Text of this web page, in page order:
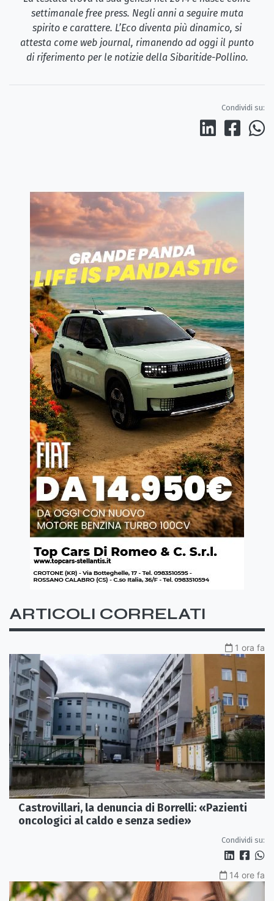
settimanale free press. Negli anni a seguire muta
spirito e carattere. L’Eco diventa più dinamico, si
attesta come web journal, rimanendo ad oggi il punto
di riferimento per le notizie della Sibaritide-Pollino.
Condividi su:
ARTICOLI CORRELATI
1 ora fa
Castrovillari, la denuncia di Borrelli: «Pazienti
oncologici al caldo e senza sedie»
Condividi su:
14 ore fa